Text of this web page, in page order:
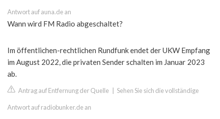
Antwort auf auna.de an
Wann wird FM Radio abgeschaltet?
Im öffentlichen-rechtlichen Rundfunk endet der UKW Empfang
im August 2022, die privaten Sender schalten im Januar 2023
ab.
Antrag auf Entfernung der Quelle Sehen Sie sich die vollständige
Antwort auf radiobunker.de an